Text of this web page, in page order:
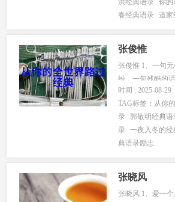
干是走向事故深
无大错，粗心铸
洪经典语录 你的
春经典语录 道家
张俊惟
张俊惟 1、一句
纷，一句残酷的
句及时的话也许
的话也许会愈合
刻记住语言、语
你，哪怕你跟我
开开心心地度过
时间 : 2025-08-29
TAG标签： 从你
录 郭敬明经典语
录 一夜入冬的经
典语录励志
张晓风
张晓风 1、爱一